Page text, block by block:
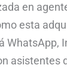
en
esta
WhatsApp,
asistentes